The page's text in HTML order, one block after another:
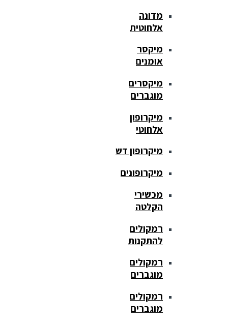
מדונה
אלחוטית
מיקסר
אומנים
מיקסרים
מוגברים
מיקרופון
אלחוטי
מיקרופון דש
מיקרופונים
מכשירי
הקלטה
רמקולים
להתקנות
רמקולים
מוגברים
רמקולים
מוגברים